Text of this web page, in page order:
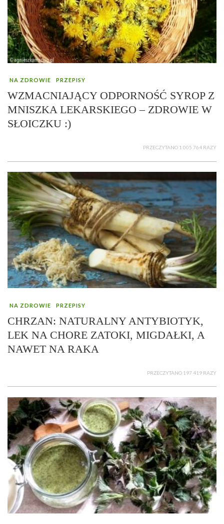
NA ZDROWIE PRZEPISY
WZMACNIAJĄCY ODPORNOŚĆ SYROP Z
MNISZKA LEKARSKIEGO – ZDROWIE W
SŁOICZKU :)
PRZECZYTANO 1 005 764 RAZY
NA ZDROWIE PRZEPISY
CHRZAN: NATURALNY ANTYBIOTYK,
LEK NA CHORE ZATOKI, MIGDAŁKI, A
NAWET NA RAKA
PRZECZYTANO 197 419 RAZY